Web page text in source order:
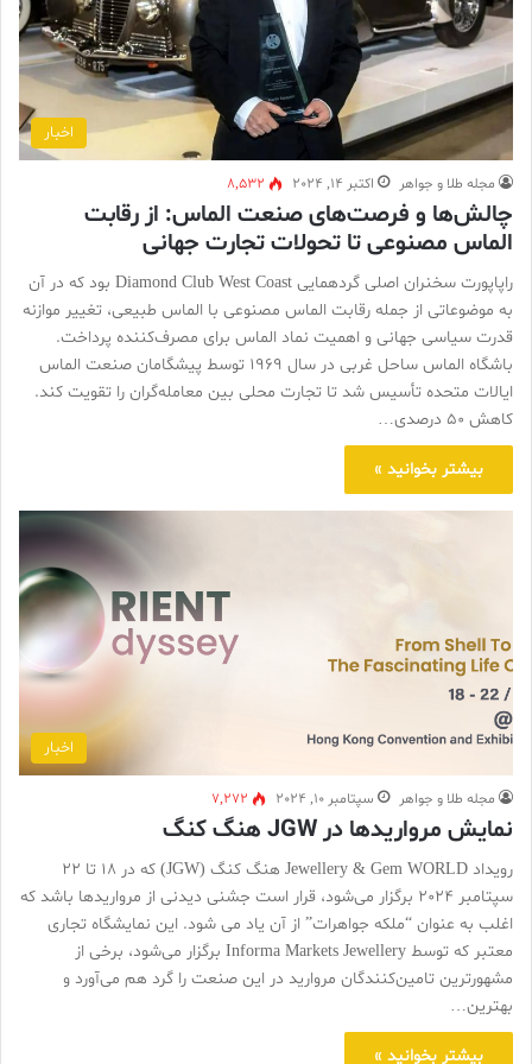
اخبار
مجله طلا و جواهر اکتبر 14, 2024 8,532
چالش‌ها و فرصت‌های صنعت الماس: از رقابت
الماس مصنوعی تا تحولات تجارت جهانی
راپاپورت سخنران اصلی گردهمایی Diamond Club West Coast بود که در آن
به موضوعاتی از جمله رقابت الماس مصنوعی با الماس طبیعی، تغییر موازنه
قدرت سیاسی جهانی و اهمیت نماد الماس برای مصرف‌کننده پرداخت.
باشگاه الماس ساحل غربی در سال 1969 توسط پیشگامان صنعت الماس
ایالات متحده تأسیس شد تا تجارت محلی بین معامله‌گران را تقویت کند.
کاهش 50 درصدی…
بیشتر بخوانید »
اخبار
مجله طلا و جواهر سپتامبر 10, 2024 7,272
نمایش مرواریدها در JGW هنگ کنگ
رویداد Jewellery & Gem WORLD هنگ کنگ (JGW) که در 18 تا 22
سپتامبر 2024 برگزار می‌شود، قرار است جشنی دیدنی از مرواریدها باشد که
اغلب به عنوان “ملکه جواهرات” از آن یاد می شود. این نمایشگاه تجاری
معتبر که توسط Informa Markets Jewellery برگزار می‌شود، برخی از
مشهورترین تامین‌کنندگان مروارید در این صنعت را گرد هم می‌آورد و
بهترین…
بیشتر بخوانید »